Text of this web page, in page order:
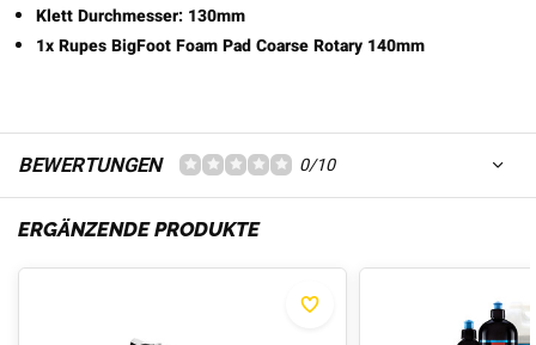
Klett Durchmesser: 130mm
1x Rupes BigFoot Foam Pad Coarse Rotary 140mm
BEWERTUNGEN 0/10
ERGÄNZENDE PRODUKTE